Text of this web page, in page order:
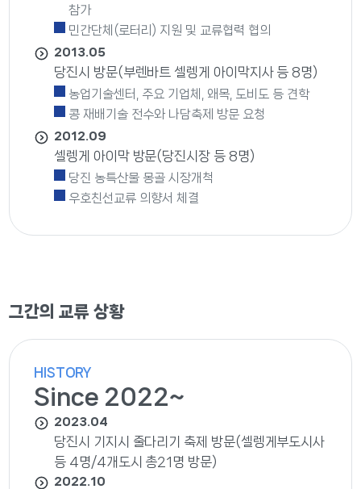
참가
민간단체(로터리) 지원 및 교류협력 협의
2013.05
당진시 방문(부렌바트 셀렝게 아이막지사 등 8명)
농업기술센터, 주요 기업체, 왜목, 도비도 등 견학
콩 재배기술 전수와 나담축제 방문 요청
2012.09
셀렝게 아이막 방문(당진시장 등 8명)
당진 농특산물 몽골 시장개척
우호친선교류 의향서 체결
그간의 교류 상황
HISTORY
Since 2022~
2023.04
당진시 기지시 줄다리기 축제 방문(셀렝게부도시사
등 4명/4개도시 총21명 방문)
2022.10